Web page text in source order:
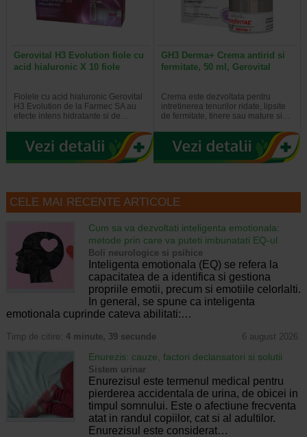
Gerovital H3 Evolution fiole cu
acid hialuronic X 10 fiole
Fiolele cu acid hialuronic Gerovital
H3 Evolution de la Farmec SA au
efecte intens hidratante si de…
GH3 Derma+ Crema antirid si
fermitate, 50 ml, Gerovital
Crema este dezvoltata pentru
intretinerea tenurilor ridate, lipsite
de fermitate, tinere sau mature si…
CELE MAI RECENTE ARTICOLE
Cum sa va dezvoltati inteligenta emotionala:
metode prin care va puteti imbunatati EQ-ul
Boli neurologice si psihice
Inteligenta emotionala (EQ) se refera la
capacitatea de a identifica si gestiona
propriile emotii, precum si emotiile celorlalti.
In general, se spune ca inteligenta
emotionala cuprinde cateva abilitati:…
Timp de citire: 4 minute, 39 secunde 6 august 2026
Enurezis: cauze, factori declansatori si solutii
Sistem urinar
Enurezisul este termenul medical pentru
pierderea accidentala de urina, de obicei in
timpul somnului. Este o afectiune frecventa
atat in randul copiilor, cat si al adultilor.
Enurezisul este considerat…